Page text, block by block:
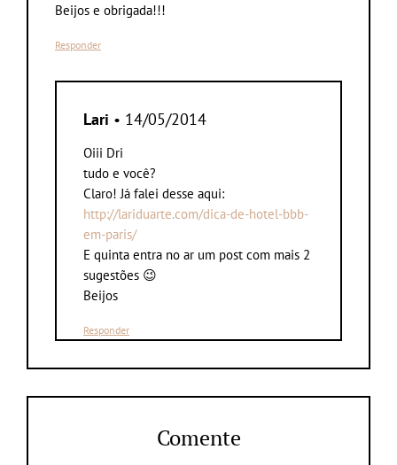
Beijos e obrigada!!!
Responder
Lari • 14/05/2014
Oiii Dri
tudo e você?
Claro! Já falei desse aqui:
http://lariduarte.com/dica-de-hotel-bbb-
em-paris/
E quinta entra no ar um post com mais 2
sugestões 😉
Beijos
Responder
Comente